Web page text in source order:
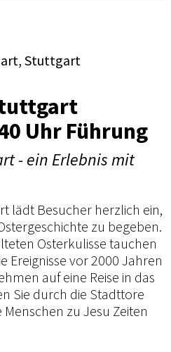
Stuttgart
Uhr Führung
- ein Erlebnis mit
lädt Besucher herzlich ein,
zu begeben.
Osterkulisse tauchen
Ereignisse vor 2000 Jahren
auf eine Reise in das
Sie durch die Stadttore
zu Jesu Zeiten